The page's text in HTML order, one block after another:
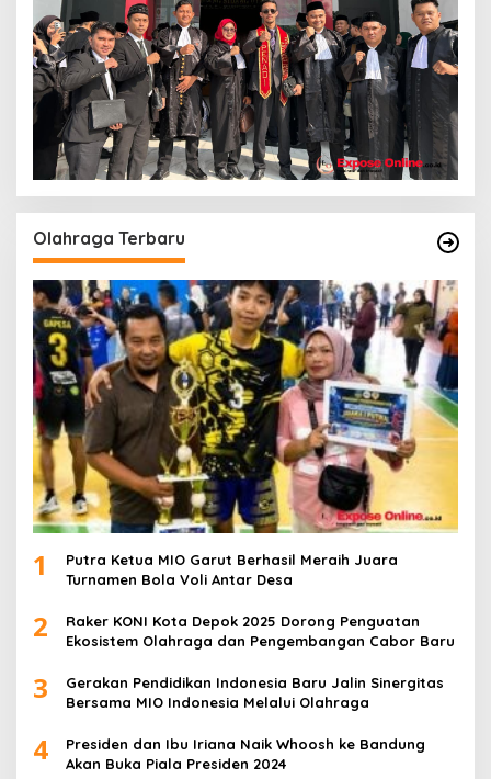
Olahraga Terbaru
1
Putra Ketua MIO Garut Berhasil Meraih Juara
Turnamen Bola Voli Antar Desa
2
Raker KONI Kota Depok 2025 Dorong Penguatan
Ekosistem Olahraga dan Pengembangan Cabor Baru
3
Gerakan Pendidikan Indonesia Baru Jalin Sinergitas
Bersama MIO Indonesia Melalui Olahraga
4
Presiden dan Ibu Iriana Naik Whoosh ke Bandung
Akan Buka Piala Presiden 2024